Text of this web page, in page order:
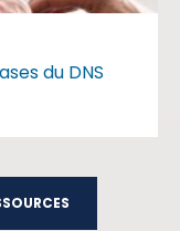
du DNS